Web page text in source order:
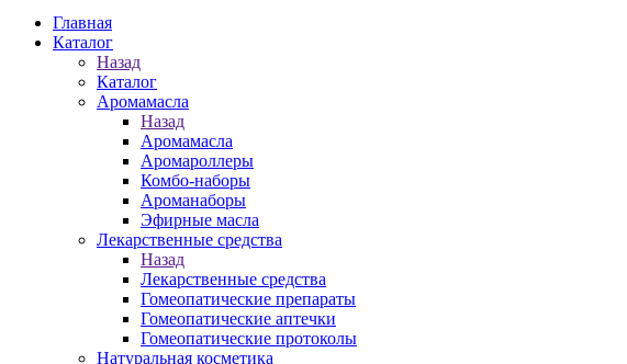
Главная
Каталог
Назад
Каталог
Аромамасла
Назад
Аромамасла
Аромароллеры
Комбо-наборы
Ароманаборы
Эфирные масла
Лекарственные средства
Назад
Лекарственные средства
Гомеопатические препараты
Гомеопатические аптечки
Гомеопатические протоколы
Натуральная косметика